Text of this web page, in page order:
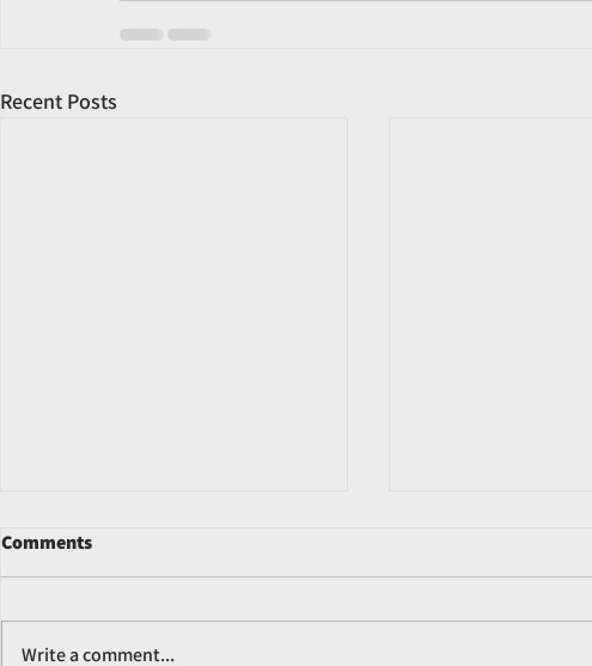
Recent Posts
Comments
Write a comment...